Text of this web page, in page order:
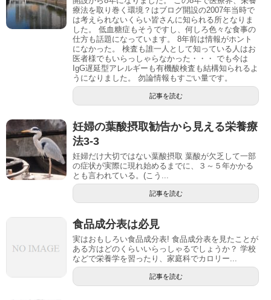
療法を取り巻く環境？はブログ開設の2007年当時で
は考えられないくらい皆さんに知られる所となりま
した。 低血糖症もそうですし、何しろ色々な食事の
仕方も話題になっています。 8年前は情報がホント
になかった。 検査も誰一人として知っている人はお
医者様でもいらっしゃらなかった・・・ でも今は
IgG遅延型アレルギーも有機酸検査も結構知られるよ
うになりました。 勿論情報もすごい量です。
記事を読む
妊婦の葉酸摂取勧告から見える栄養療
法3-3
妊婦だけ大切ではない葉酸摂取 葉酸が欠乏して一部
の症状が実際に現れ始めるまでに、３～５年かかる
とも言われている。(こう...
記事を読む
食品成分表は必見
実はおもしろい食品成分表! 食品成分表を見たことが
ある方はどのくらいいらっしゃるでしょうか？ 学校
などで栄養学を習ったり、家庭科でカロリー...
記事を読む